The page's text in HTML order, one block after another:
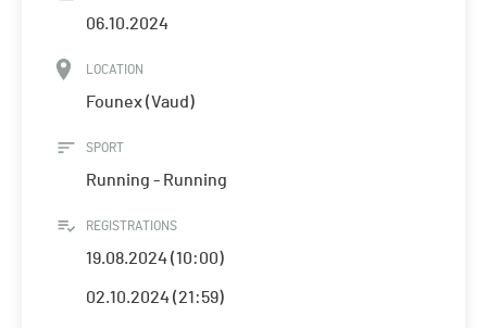
06.10.2024
LOCATION
Founex (Vaud)
SPORT
Running - Running
REGISTRATIONS
19.08.2024 (10:00)
02.10.2024 (21:59)